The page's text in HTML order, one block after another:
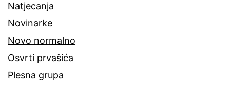
Natjecanja
Novinarke
Novo normalno
Osvrti prvašića
Plesna grupa